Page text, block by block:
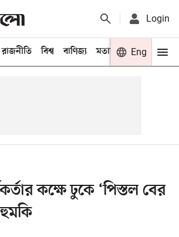
Login
রাজনীতি বিশ্ব বাণিজ্য মতামত খেলা
Eng
কক্ষে ঢুকে ‘পিস্তল বের